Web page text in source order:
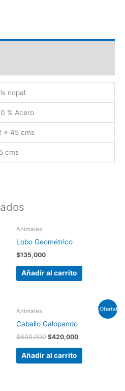
nopal
% Acero
x 45 cms
cms
Animales
Lobo Geométrico
$135,000
Añadir al carrito
¡Oferta!
Animales
Caballo Galopando
$600,000
original
era:
$600,000.
$420,000$420,000.
Añadir al carrito